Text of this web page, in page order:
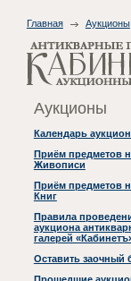
Главная Аукционы
Аукционы
Календарь
Приём предметов
Живописи
Приём предметов
Книг
Правила
аукциона
галерей
Оставить заочный